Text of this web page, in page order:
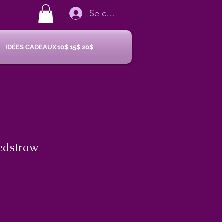
Se connecter
IDÉES CADEAUX 10$ 15$ 20$